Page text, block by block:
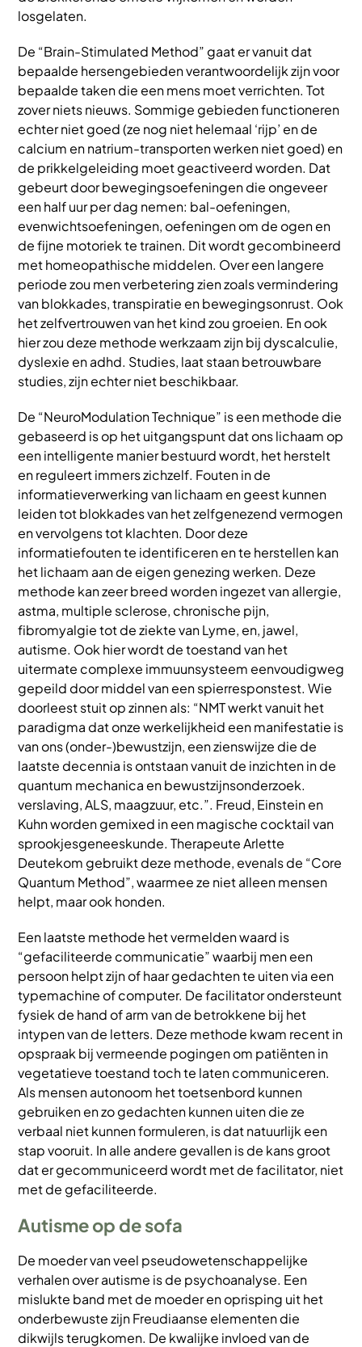
losgelaten.
De “Brain-Stimulated Method” gaat er vanuit dat
bepaalde hersengebieden verantwoordelijk zijn voor
bepaalde taken die een mens moet verrichten. Tot
zover niets nieuws. Sommige gebieden functioneren
echter niet goed (ze nog niet helemaal ‘rijp’ en de
calcium en natrium-transporten werken niet goed) en
de prikkelgeleiding moet geactiveerd worden. Dat
gebeurt door bewegingsoefeningen die ongeveer
een half uur per dag nemen: bal-oefeningen,
evenwichtsoefeningen, oefeningen om de ogen en
de fijne motoriek te trainen. Dit wordt gecombineerd
met homeopathische middelen. Over een langere
periode zou men verbetering zien zoals vermindering
van blokkades, transpiratie en bewegingsonrust. Ook
het zelfvertrouwen van het kind zou groeien. En ook
hier zou deze methode werkzaam zijn bij dyscalculie,
dyslexie en adhd. Studies, laat staan betrouwbare
studies, zijn echter niet beschikbaar.
De “NeuroModulation Technique” is een methode die
gebaseerd is op het uitgangspunt dat ons lichaam op
een intelligente manier bestuurd wordt, het herstelt
en reguleert immers zichzelf. Fouten in de
informatieverwerking van lichaam en geest kunnen
leiden tot blokkades van het zelfgenezend vermogen
en vervolgens tot klachten. Door deze
informatiefouten te identificeren en te herstellen kan
het lichaam aan de eigen genezing werken. Deze
methode kan zeer breed worden ingezet van allergie,
astma, multiple sclerose, chronische pijn,
fibromyalgie tot de ziekte van Lyme, en, jawel,
autisme. Ook hier wordt de toestand van het
uitermate complexe immuunsysteem eenvoudigweg
gepeild door middel van een spierresponstest. Wie
doorleest stuit op zinnen als: “NMT werkt vanuit het
paradigma dat onze werkelijkheid een manifestatie is
van ons (onder-)bewustzijn, een zienswijze die de
laatste decennia is ontstaan vanuit de inzichten in de
quantum mechanica en bewustzijnsonderzoek.
verslaving, ALS, maagzuur, etc.”. Freud, Einstein en
Kuhn worden gemixed in een magische cocktail van
sprookjesgeneeskunde. Therapeute Arlette
Deutekom gebruikt deze methode, evenals de “Core
Quantum Method”, waarmee ze niet alleen mensen
helpt, maar ook honden.
Een laatste methode het vermelden waard is
“gefaciliteerde communicatie” waarbij men een
persoon helpt zijn of haar gedachten te uiten via een
typemachine of computer. De facilitator ondersteunt
fysiek de hand of arm van de betrokkene bij het
intypen van de letters. Deze methode kwam recent in
opspraak bij vermeende pogingen om patiënten in
vegetatieve toestand toch te laten communiceren.
Als mensen autonoom het toetsenbord kunnen
gebruiken en zo gedachten kunnen uiten die ze
verbaal niet kunnen formuleren, is dat natuurlijk een
stap vooruit. In alle andere gevallen is de kans groot
dat er gecommuniceerd wordt met de facilitator, niet
met de gefaciliteerde.
Autisme op de sofa
De moeder van veel pseudowetenschappelijke
verhalen over autisme is de psychoanalyse. Een
mislukte band met de moeder en oprisping uit het
onderbewuste zijn Freudiaanse elementen die
dikwijls terugkomen. De kwalijke invloed van de